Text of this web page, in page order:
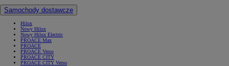
Samochody dostawcze
Hilux
Nowy Hilux
Nowy Hilux Electric
PROACE Max
PROACE
PROACE Verso
PROACE CITY
PROACE CITY Verso